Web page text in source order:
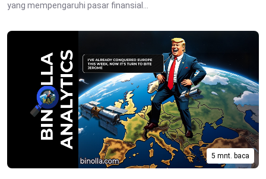
yang mempengaruhi pasar finansial...
5 mnt. baca